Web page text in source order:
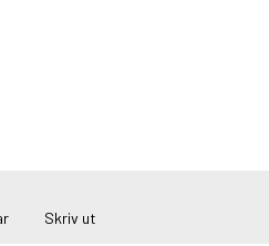
Skriv ut